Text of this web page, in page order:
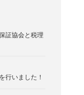
証協会と税理
行いました！